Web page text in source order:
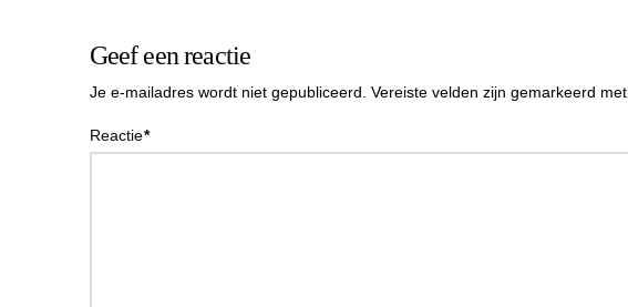
Geef een reactie
Je e-mailadres wordt niet gepubliceerd. Vereiste velden zijn gemarkeerd met
Reactie*